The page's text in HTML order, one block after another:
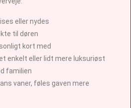
eller nydes
til døren
kort med
enkelt eller lidt mere luksuriøst
familien
vaner, føles gaven mere